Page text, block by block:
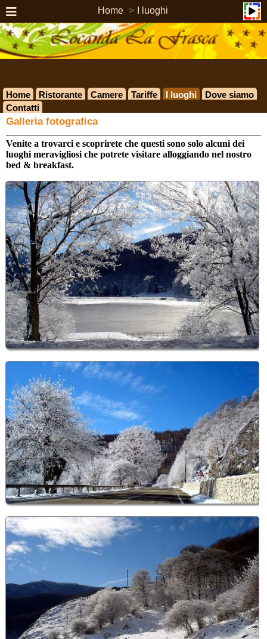
Home I luoghi
Home Ristorante Camere Tariffe I luoghi
Dove siamo
Contatti
Galleria fotografica
Venite a trovarci e scoprirete che questi sono solo alcuni dei
luoghi meravigliosi che potrete visitare alloggiando nel nostro
bed & breakfast.